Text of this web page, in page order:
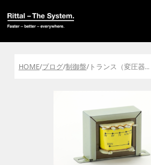
HOME/ブログ/制御盤/ トランス（変圧器...